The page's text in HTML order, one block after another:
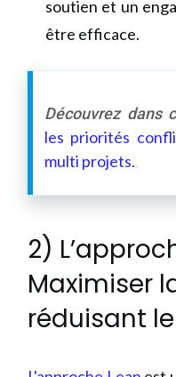
soutien et un
être efficace.
Découvrez dans
les priorités
multi projets..
2)
Maximiser
réduisant